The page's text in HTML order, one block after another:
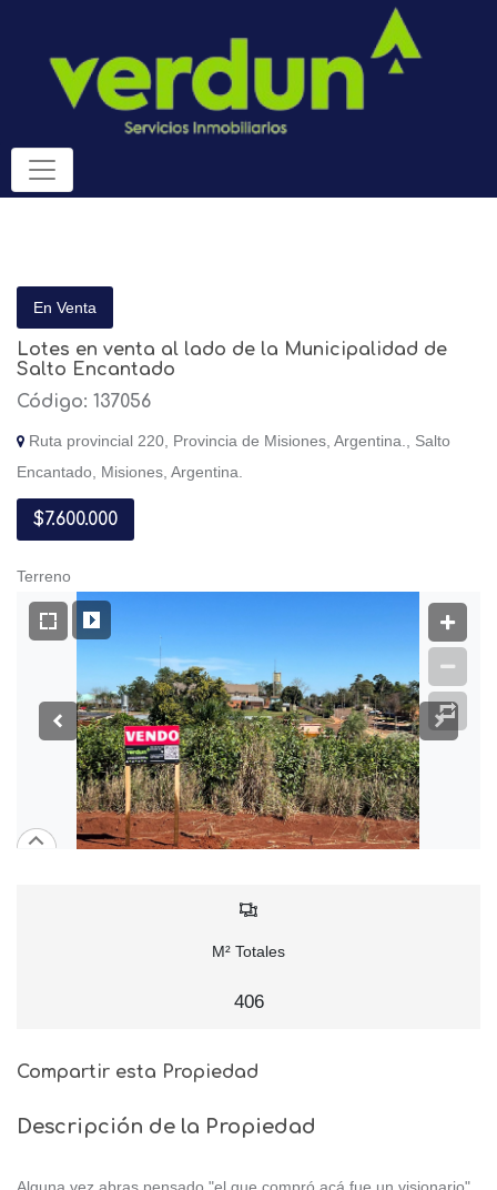
En Venta
Lotes en venta al lado de la Municipalidad de
Salto Encantado
Código: 137056
Ruta provincial 220, Provincia de Misiones, Argentina., Salto
Encantado, Misiones, Argentina.
$7.600.000
Terreno
M² Totales
406
Compartir esta Propiedad
Descripción de la Propiedad